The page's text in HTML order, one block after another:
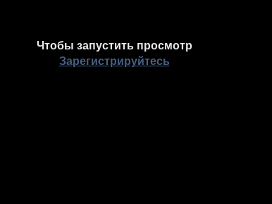
Чтобы запустить просмотр
Зарегистрируйтесь